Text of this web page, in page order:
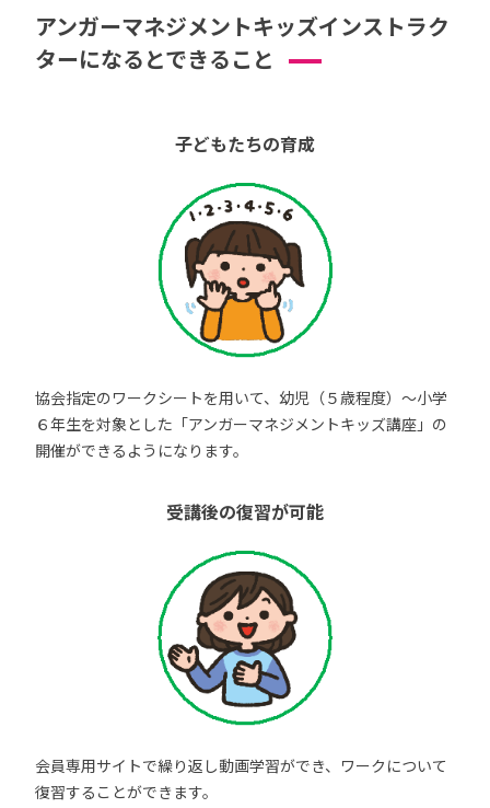
アンガーマネジメントキッズインストラク
ターになるとできること
子どもたちの育成
協会指定のワークシートを用いて、幼児（５歳程度）～小学
６年生を対象とした「アンガーマネジメントキッズ講座」の
開催ができるようになります。
受講後の復習が可能
会員専用サイトで繰り返し動画学習ができ、ワークについて
復習することができます。